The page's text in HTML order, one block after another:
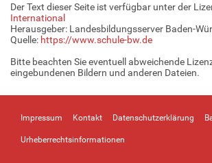
l
d
i
v
l
e
Der Text dieser Seite ist verfügbar unter der
International
Herausgeber: Landesbildungsserver Baden-
Quelle: https://www.schule-bw.de
Bitte beachten Sie eventuell abweichende
eingebundenen Bildern und anderen Dateien.
Impressum Kontakt Datenschutzerklärung
Urheberrechtsinformationen